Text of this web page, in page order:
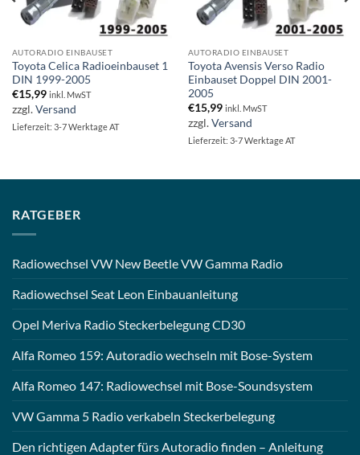
AUTORADIO EINBAUSET
Toyota Celica Radioeinbauset 1
DIN 1999-2005
€15,99 inkl. MwST
zzgl.Versand
Lieferzeit: 3-7 Werktage AT
AUTORADIO EINBAUSET
Toyota Avensis Verso Radio
Einbauset Doppel DIN 2001-
2005
€15,99 inkl. MwST
zzgl.Versand
Lieferzeit: 3-7 Werktage AT
RATGEBER
Radiowechsel VW New Beetle VW Gamma Radio
Radiowechsel Seat Leon Einbauanleitung
Opel Meriva Radio Steckerbelegung CD30
Alfa Romeo 159: Autoradio wechseln mit Bose-System
Alfa Romeo 147: Radiowechsel mit Bose-Soundsystem
VW Gamma 5 Radio verkabeln Steckerbelegung
Den richtigen Adapter fürs Autoradio finden – Anleitung